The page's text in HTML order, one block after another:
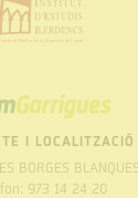
SOM
GARRIGUES
I LOCALITZACIÓ
BORGES BLANQUES
973 14 24 20